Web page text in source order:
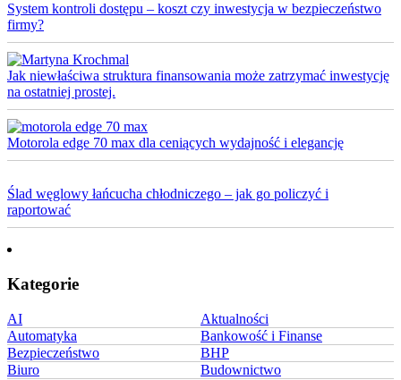
System kontroli dostępu – koszt czy inwestycja w bezpieczeństwo
firmy?
Jak niewłaściwa struktura finansowania może zatrzymać inwestycję
na ostatniej prostej.
Motorola edge 70 max dla ceniących wydajność i elegancję
Ślad węglowy łańcucha chłodniczego – jak go policzyć i
raportować
Kategorie
AI
Aktualności
Automatyka
Bankowość i Finanse
Bezpieczeństwo
BHP
Biuro
Budownictwo